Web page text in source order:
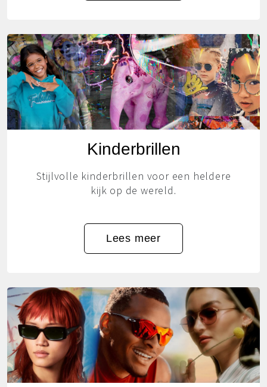
Kinderbrillen
Stijlvolle kinderbrillen voor een heldere
kijk op de wereld.
Lees meer